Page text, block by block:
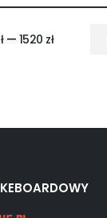
— 1520 zł